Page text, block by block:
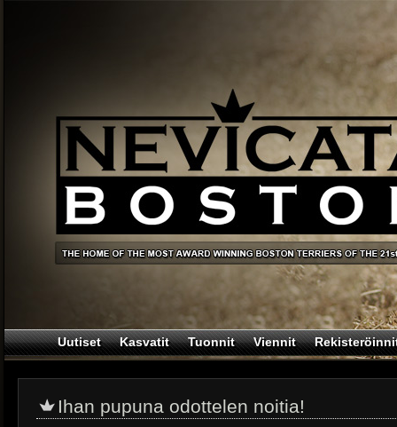
Uutiset Kasvatit Tuonnit Viennit
Ihan pupuna odottelen noitia!